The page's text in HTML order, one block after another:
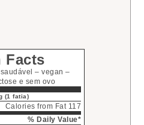
Facts
– vegan –
e sem ovo
(1 fatia)
Calories from Fat 117
% Daily Value*